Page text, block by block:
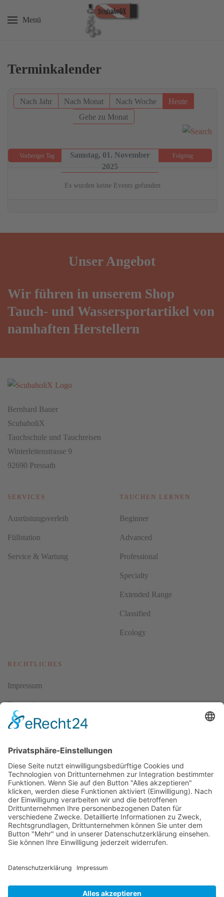
Zum Hauptinhalt springen
Menü
Terminkalender
Nach Jahr Nach Monat Nach Woche
Heute
Gehe zu Monat
Vorheriger Tag
Samstag, 01. November
2025
Folgetag
Es wurden keine Events gefunden
Unser Angebot
Wir führen in unserem Shop
Tauch- und Wassersportartikel von
namhaften Herstellern
Bernhard Bauer
ScubaholiX
Tauchschule und Tauchreisen
Winterleitenstrasse 9
92690 Pressath
SERVICES
Ausrüstungsverleih
Füllstation
Service & Wartung
TAUCHEN LERNEN
Beginner
Advanced
Professional
Specialty
Extended Range
Classified
Ecology
RECHTLICHES
Impressum
Datenschutz
AGBs
Copyright ©2026ScubaholiX | Tauchschule und Tauchreisen.
Alle Rechte vorbehalten.
Umsetzung und Realisierung durchWEBandWIRE Internet- und
EDV-Dienstleistungen
Rechte vorbehalten.